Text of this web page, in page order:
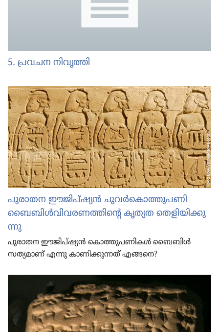
5. പ്രവചന നിവൃത്തി
പുരാതന ഈജി​പ്‌ഷ്യൻ ചുവർകൊ​ത്തു​പണി
ബൈബിൾവി​വ​ര​ണ​ത്തി​ന്റെ കൃത്യത തെളി​യി​ക്കു​
ന്നു
പുരാതന ഈജി​പ്‌ഷ്യൻ കൊത്തു​പ​ണി​കൾ ബൈബിൾ
സത്യമാണ്‌ എന്നു കാണി​ക്കു​ന്നത്‌ എങ്ങനെ?